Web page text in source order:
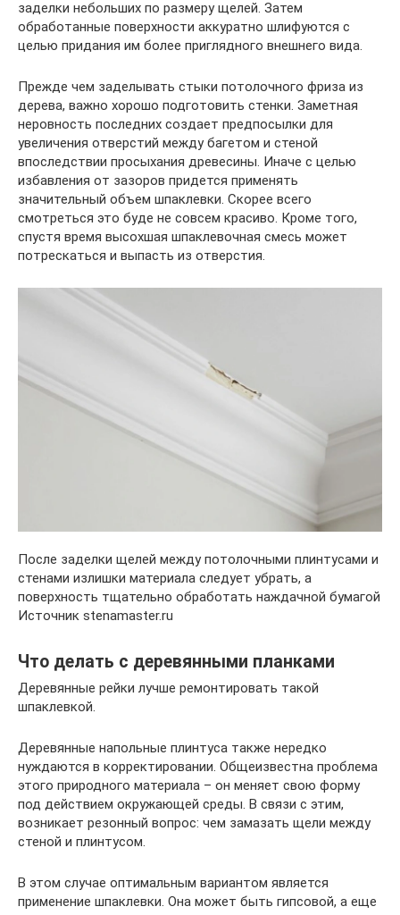
заделки небольших по размеру щелей. Затем
обработанные поверхности аккуратно шлифуются с
целью придания им более приглядного внешнего вида.
Прежде чем заделывать стыки потолочного фриза из
дерева, важно хорошо подготовить стенки. Заметная
неровность последних создает предпосылки для
увеличения отверстий между багетом и стеной
впоследствии просыхания древесины. Иначе с целью
избавления от зазоров придется применять
значительный объем шпаклевки. Скорее всего
смотреться это буде не совсем красиво. Кроме того,
спустя время высохшая шпаклевочная смесь может
потрескаться и выпасть из отверстия.
После заделки щелей между потолочными плинтусами и
стенами излишки материала следует убрать, а
поверхность тщательно обработать наждачной бумагой
Источник stenamaster.ru
Что делать с деревянными планками
Деревянные рейки лучше ремонтировать такой
шпаклевкой.
Деревянные напольные плинтуса также нередко
нуждаются в корректировании. Общеизвестна проблема
этого природного материала – он меняет свою форму
под действием окружающей среды. В связи с этим,
возникает резонный вопрос: чем замазать щели между
стеной и плинтусом.
В этом случае оптимальным вариантом является
применение шпаклевки. Она может быть гипсовой, а еще